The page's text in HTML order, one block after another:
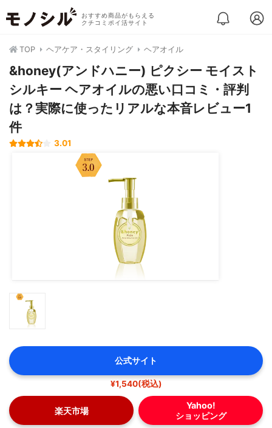
おすすめ商品がもらえる
クチコミポイ活サイト
TOP ヘアケア・スタイリング ヘアオイル
&honey(アンドハニー) ピクシー モイスト
シルキー ヘアオイルの悪い口コミ・評判
は？実際に使ったリアルな本音レビュー1
件
3.01
公式サイト
¥1,540(税込)
楽天市場
Yahoo!
ショッピング